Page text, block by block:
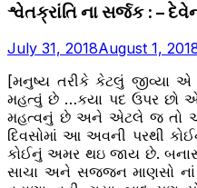
ગલબાભાઈ
નાનજીભાઈ
પટેલ
જીવન
ઝરમર ,
વ્યક્તિ-
વિશેષ
શ્વેતક્રાંતિ ના સર્જક : –
July 31, 2018August 1,
[મનુષ્ય તરીકે કેટલું જીવ્યા
મહત્વું છે …કયા પદ ઉપર છો
મહત્વનું છે અને એટલે જ તો
દિવસોમાં આ અવની પરથી
કોઈનું અમર થઇ જાય છે.
સાચા અને સજ્જન માણસો નાં